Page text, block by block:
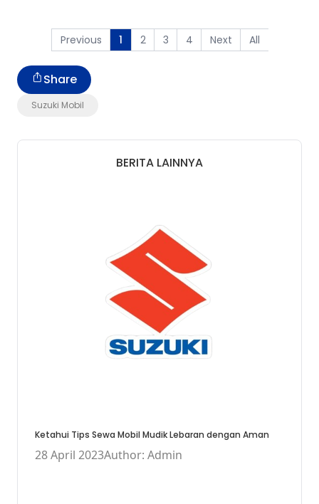
Previous 1 2 3 4 Next All
Suzuki Mobil
Share
BERITA LAINNYA
Ketahui Tips Sewa Mobil Mudik Lebaran dengan Aman
28 April 2023Author: Admin